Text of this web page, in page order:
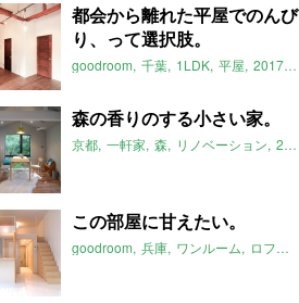
都会から離れた平屋でのんび
り、って選択肢。
goodroom 千葉 1LDK 平屋 2017年11月のおすすめ
森の香りのする小さい家。
京都 一軒家 森 リノベーション 2017年11月のおすすめ
この部屋に甘えたい。
goodroom 兵庫 ワンルーム ロフト